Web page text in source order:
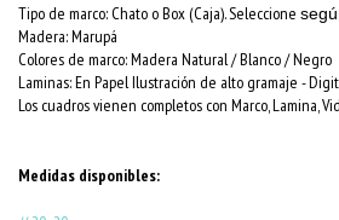
Tipo de marco: Chato o Box (Caja). Seleccione
Madera: Marupá
Colores de marco:Madera Natural / Blanco / Negro
Laminas: En Papel Ilustración de alto gramaje -
Los cuadros vienen completos con Marco, Lamina,
Medidas disponibles: